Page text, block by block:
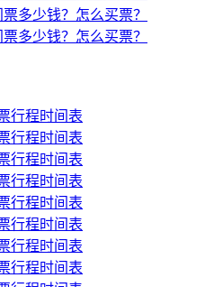
多少钱？怎么买票？
多少钱？怎么买票？
行程时间表
行程时间表
行程时间表
行程时间表
行程时间表
行程时间表
行程时间表
行程时间表